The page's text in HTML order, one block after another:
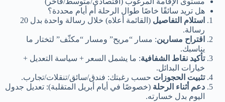
هل تريد سائقًا خاصًا طوال الرحلة أم أيام محددة؟
استلام التفاصيل
(القائمة أعلاه) خلال رسالة واحدة بدل 20
رسالة.
اقتراح مسارين: مسار “مريح” ومسار “مكثّف” لتختار ما
يناسبك.
تأكيد نقاط الشفافية: ما يشمل السعر + سياسة التعديل +
خيارات البدائل.
تثبيت الحجوزات حسب رغبتك: فندق/سائق/تنقلات/تجارب.
دعم أثناء الرحلة (خصوصًا في أيام أبريل المتقلبة): تعديل جدول
اليوم بدل خسارته.